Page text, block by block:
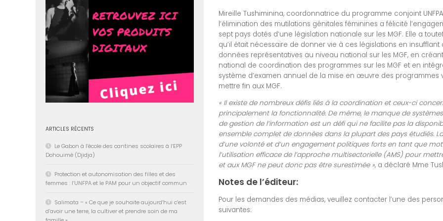
Mireille Tushiminina, coordonnatrice du programme conjoint
l’élimination des mutilations génitales féminines a félicité
sept pays dotés d’une législation nationale sur les MGF. Elle a
qu’il était nécessaire de donner vie à ces législations en insufflant
données représentatives au niveau national sur les MGF, en
national de coordination des programmes sur les MGF et en
système d’examen annuel de la mise en œuvre des programmes
mettre fin aux MGF.
« Il existe de nombreux défis liés à la coordination et ceux-ci
principalement la fonctionnalité. De même, le manque de
de gestion de l’information est un défi qui ne facilite pas la
ensemble complet de données dans la plupart des pays étudiés.
d’une volonté et d’un engagement politiques forts en tant que
l’utilisation efficace de l’approche multisectorielle (AMS) pour
et aux MGF ne peut donc pas être surestimée », a déclaré Mme
Notes de l’éditeur:
Pour les demandes des médias, veuillez contacter l’une des
suivantes:
ARTICLES RÉCENTS
Le Gabon à l’école des cantines scolaires à l’EPP
Dohouimè (Djidja)
Protection et autonomisation des filles et des
femmes : l’UNFPA et le PAM pour un objectif commun
Salimata – « Ce que je souhaite aujourd’hui c’est
d’avoir une terre, la cultiver et prendre soin de ma